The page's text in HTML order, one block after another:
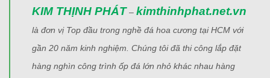
KIM THỊNH PHÁT – kimthinhphat.net.vn
là đơn vị Top đầu trong nghề đá hoa cương tại HCM với
gần 20 năm kinh nghiệm. Chúng tôi đã thi công lắp đặt
hàng nghìn công trình ốp đá lớn nhỏ khác nhau hàng